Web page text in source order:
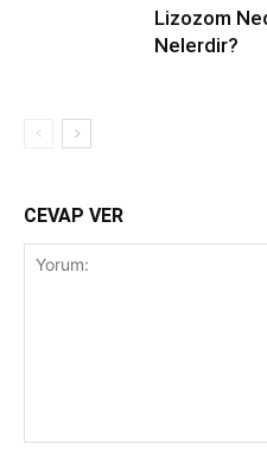
Lizozom
Nelerdir?
CEVAP VER